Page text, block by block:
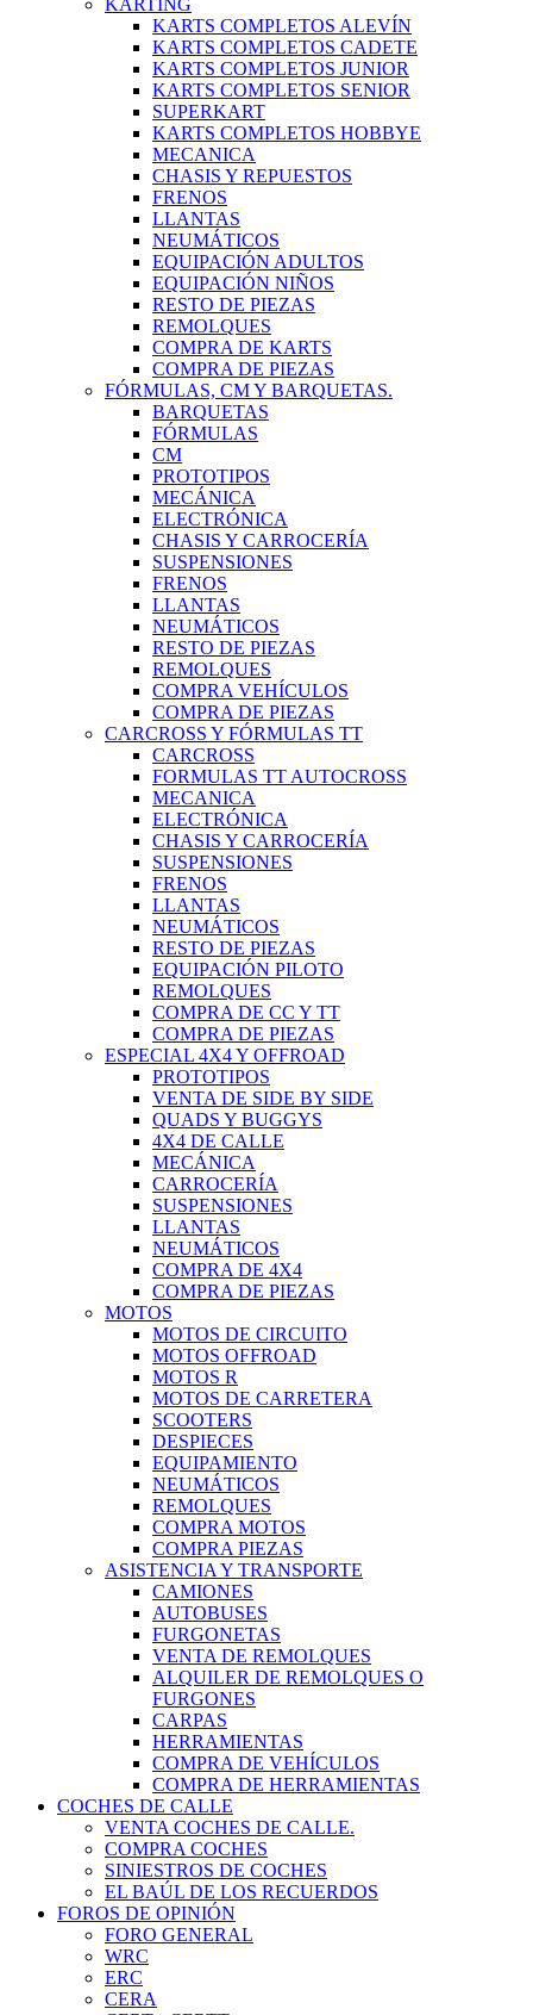
KARTING
KARTS COMPLETOS ALEVÍN
KARTS COMPLETOS CADETE
KARTS COMPLETOS JUNIOR
KARTS COMPLETOS SENIOR
SUPERKART
KARTS COMPLETOS HOBBYE
MECANICA
CHASIS Y REPUESTOS
FRENOS
LLANTAS
NEUMÁTICOS
EQUIPACIÓN ADULTOS
EQUIPACIÓN NIÑOS
RESTO DE PIEZAS
REMOLQUES
COMPRA DE KARTS
COMPRA DE PIEZAS
FÓRMULAS, CM Y BARQUETAS.
BARQUETAS
FÓRMULAS
CM
PROTOTIPOS
MECÁNICA
ELECTRÓNICA
CHASIS Y CARROCERÍA
SUSPENSIONES
FRENOS
LLANTAS
NEUMÁTICOS
RESTO DE PIEZAS
REMOLQUES
COMPRA VEHÍCULOS
COMPRA DE PIEZAS
CARCROSS Y FÓRMULAS TT
CARCROSS
FORMULAS TT AUTOCROSS
MECANICA
ELECTRÓNICA
CHASIS Y CARROCERÍA
SUSPENSIONES
FRENOS
LLANTAS
NEUMÁTICOS
RESTO DE PIEZAS
EQUIPACIÓN PILOTO
REMOLQUES
COMPRA DE CC Y TT
COMPRA DE PIEZAS
ESPECIAL 4X4 Y OFFROAD
PROTOTIPOS
VENTA DE SIDE BY SIDE
QUADS Y BUGGYS
4X4 DE CALLE
MECÁNICA
CARROCERÍA
SUSPENSIONES
LLANTAS
NEUMÁTICOS
COMPRA DE 4X4
COMPRA DE PIEZAS
MOTOS
MOTOS DE CIRCUITO
MOTOS OFFROAD
MOTOS R
MOTOS DE CARRETERA
SCOOTERS
DESPIECES
EQUIPAMIENTO
NEUMÁTICOS
REMOLQUES
COMPRA MOTOS
COMPRA PIEZAS
ASISTENCIA Y TRANSPORTE
CAMIONES
AUTOBUSES
FURGONETAS
VENTA DE REMOLQUES
ALQUILER DE REMOLQUES O
FURGONES
CARPAS
HERRAMIENTAS
COMPRA DE VEHÍCULOS
COMPRA DE HERRAMIENTAS
COCHES DE CALLE
VENTA COCHES DE CALLE.
COMPRA COCHES
SINIESTROS DE COCHES
EL BAÚL DE LOS RECUERDOS
FOROS DE OPINIÓN
FORO GENERAL
WRC
ERC
CERA